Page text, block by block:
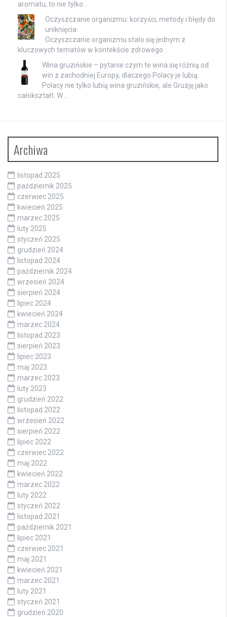
aromatu, to nie tylko …
Oczyszczanie organizmu: korzyści, metody i błędy do
uniknięcia
Oczyszczanie organizmu stało się jednym z
kluczowych tematów w kontekście zdrowego …
Wina gruzińskie – pytanie czym te wina się różnią od
win z zachodniej Europy, dlaczego Polacy je lubią.
Polacy nie tylko lubią wina gruzińskie, ale Gruzję jako
całokształt. W …
Archiwa
listopad 2025
październik 2025
czerwiec 2025
kwiecień 2025
marzec 2025
luty 2025
styczeń 2025
grudzień 2024
listopad 2024
październik 2024
wrzesień 2024
sierpień 2024
lipiec 2024
kwiecień 2024
marzec 2024
listopad 2023
sierpień 2023
lipiec 2023
maj 2023
marzec 2023
luty 2023
grudzień 2022
listopad 2022
wrzesień 2022
sierpień 2022
lipiec 2022
czerwiec 2022
maj 2022
kwiecień 2022
marzec 2022
luty 2022
styczeń 2022
listopad 2021
październik 2021
lipiec 2021
czerwiec 2021
maj 2021
kwiecień 2021
marzec 2021
luty 2021
styczeń 2021
grudzień 2020